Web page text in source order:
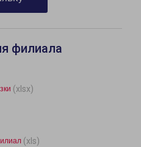
филиала
(xlsx)
(xls)